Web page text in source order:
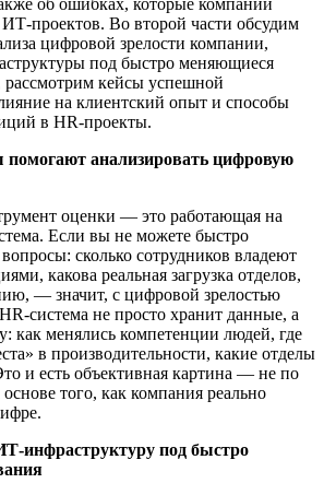
ИТ-проектов. Во второй части обсудим
цифровой зрелости компании,
под быстро меняющиеся
рассмотрим кейсы успешной
на клиентский опыт и способы
в HR-проекты.
анализировать цифровую
оценки — это работающая на
Если вы не можете быстро
сколько сотрудников владеют
какова реальная загрузка отделов,
— значит, с цифровой зрелостью
система не просто хранит данные, а
как менялись компетенции людей, где
в производительности, какие отделы
и есть объективная картина — не по
того, как компания реально
инфраструктуру под быстро